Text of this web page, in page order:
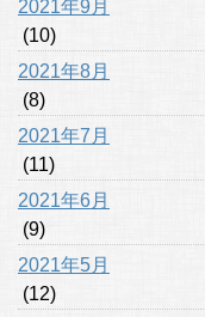
2021年9月
(10)
2021年8月
(8)
2021年7月
(11)
2021年6月
(9)
2021年5月
(12)